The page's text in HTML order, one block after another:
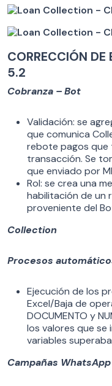
CORRECCIÓN DE
5.2
Cobranza – Bot
Validación: se
que comunica
rebote pagos que
transacción. Se
que enviado por
Rol: se crea una
habilitación de un
proveniente del
Collection
Procesos
Ejecución de los
Excel/Baja de
DOCUMENTO y
los valores que
variables
Campañas WhatsApp